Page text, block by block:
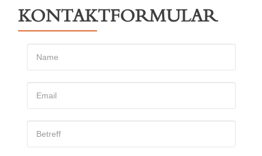
KONTAKTFORMULAR